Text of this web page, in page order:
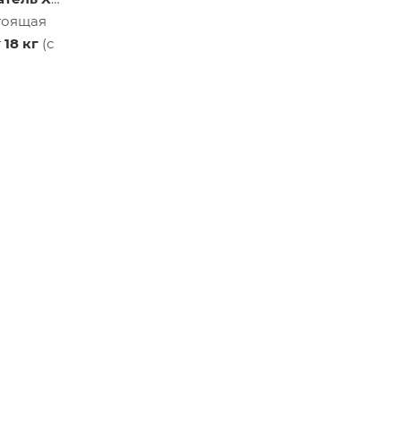
18 кг (с